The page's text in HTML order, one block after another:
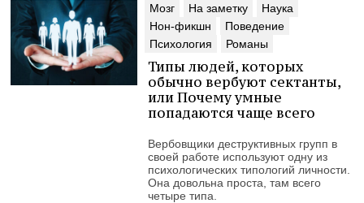
Мозг На заметку
Наука
Нон-фикшн
Поведение
Психология
Романы
Типы людей, которых
обычно вербуют сектанты,
или Почему умные
попадаются чаще всего
Вербовщики деструктивных групп в
своей работе используют одну из
психологических типологий личности.
Она довольна проста, там всего
четыре типа.